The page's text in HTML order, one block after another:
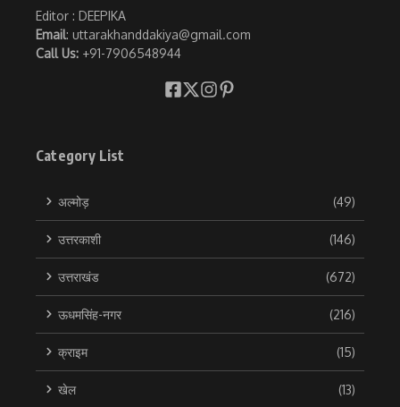
Editor : DEEPIKA
Email: uttarakhanddakiya@gmail.com
Call Us: +91-7906548944
Category List
अल्मोड़ (49)
उत्तरकाशी (146)
उत्तराखंड (672)
ऊधमसिंह-नगर (216)
क्राइम (15)
खेल (13)